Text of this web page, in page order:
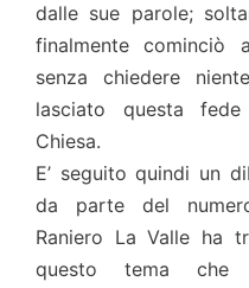
dalle sue parole;
finalmente cominciò
senza chiedere
lasciato questa
Chiesa.
E’ seguito quindi un
da parte del
Raniero La Valle ha
questo tema che